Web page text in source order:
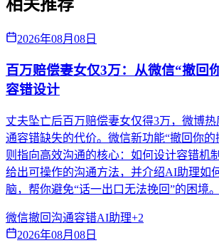
相关推荐
2026年08月08日
百万赔偿妻女仅3万：从微信“撤回
容错设计
丈夫坠亡后百万赔偿妻女仅得3万，微博热
通容错缺失的代价。微信新功能“撤回你的
则指向高效沟通的核心：如何设计容错机
给出可操作的沟通方法，并介绍AI助理如
脑，帮你避免“话一出口无法挽回”的困境。
微信撤回沟通容错AI助理+2
2026年08月08日